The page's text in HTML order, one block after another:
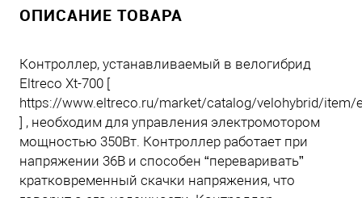
ОПИСАНИЕ ТОВАРА
Контроллер, устанавливаемый в велогибрид
Eltreco Xt-700 [
https://www.eltreco.ru/market/catalog/velohybrid/item/
] , необходим для управления электромотором
мощностью 350Вт. Контроллер работает при
напряжении 36В и способен “переваривать”
кратковременный скачки напряжения, что